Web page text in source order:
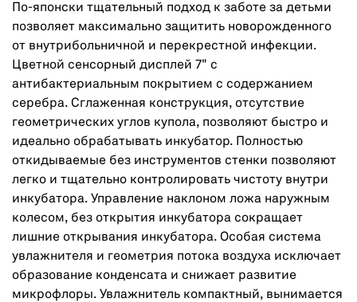
По-японски тщательный подход к заботе за детьми
позволяет максимально защитить новорожденного
от внутрибольничной и перекрестной инфекции.
Цветной сенсорный дисплей 7" с
антибактериальным покрытием с содержанием
серебра. Сглаженная конструкция, отсутствие
геометрических углов купола, позволяют быстро и
идеально обрабатывать инкубатор. Полностью
откидываемые без инструментов стенки позволяют
легко и тщательно контролировать чистоту внутри
инкубатора. Управление наклоном ложа наружным
колесом, без открытия инкубатора сокращает
лишние открывания инкубатора. Особая система
увлажнителя и геометрия потока воздуха исключает
образование конденсата и снижает развитие
микрофлоры. Увлажнитель компактный, вынимается